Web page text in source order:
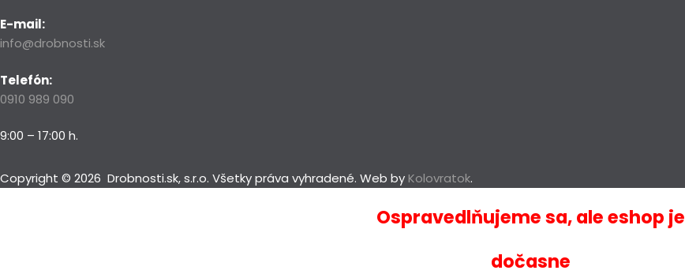
E-mail:
info@drobnosti.sk
Telefón:
0910 989 090
9:00 – 17:00 h.
Copyright © 2026 Drobnosti.sk, s.r.o. Všetky práva vyhradené. Web by Kolovratok.
Ospravedlňujeme sa, ale eshop je
dočasne